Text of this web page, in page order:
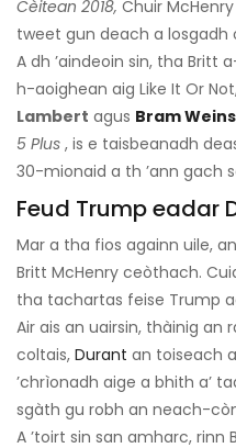
Cèitean 2018, Chuir
tweet gun deach a losgadh
A dh ’aindeoin sin, tha Britt
h-aoighean aig Like It Or
Lambert agus Bram
5 Plus , is e taisbeanadh
30-mionaid a th ’ann gach
Feud Trump eadar
Mar a tha fios againn uile,
Britt McHenry ceòthach.
tha tachartas feise Trump
Air ais an uairsin, thàinig an
coltais, Durant an toiseach
’chrìonadh aige a bhith a’
sgàth gu robh an neach-
A ’toirt sin san amharc, rinn